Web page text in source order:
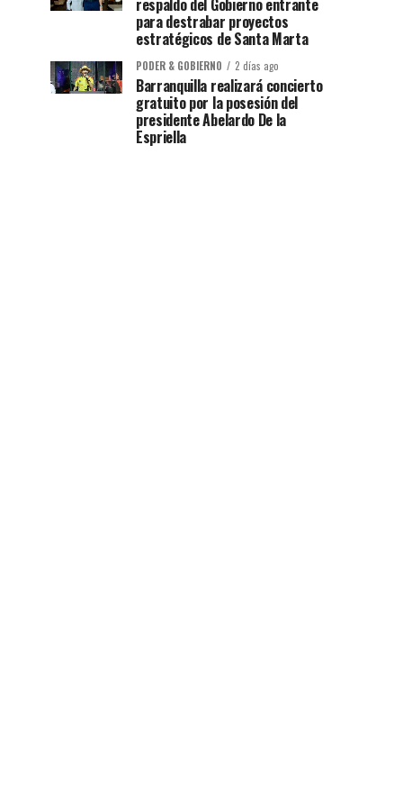
respaldo del Gobierno entrante
para destrabar proyectos
estratégicos de Santa Marta
PODER & GOBIERNO 2 días ago
Barranquilla realizará concierto
gratuito por la posesión del
presidente Abelardo De la
Espriella